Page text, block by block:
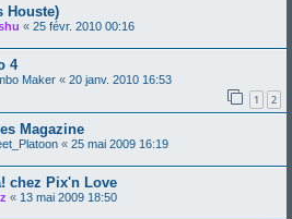
Houste)
« 25 févr. 2010 00:16
4
Maker « 20 janv. 2010 16:53
1 2
Magazine
« 25 mai 2009 16:19
chez Pix'n Love
« 13 mai 2009 18:50